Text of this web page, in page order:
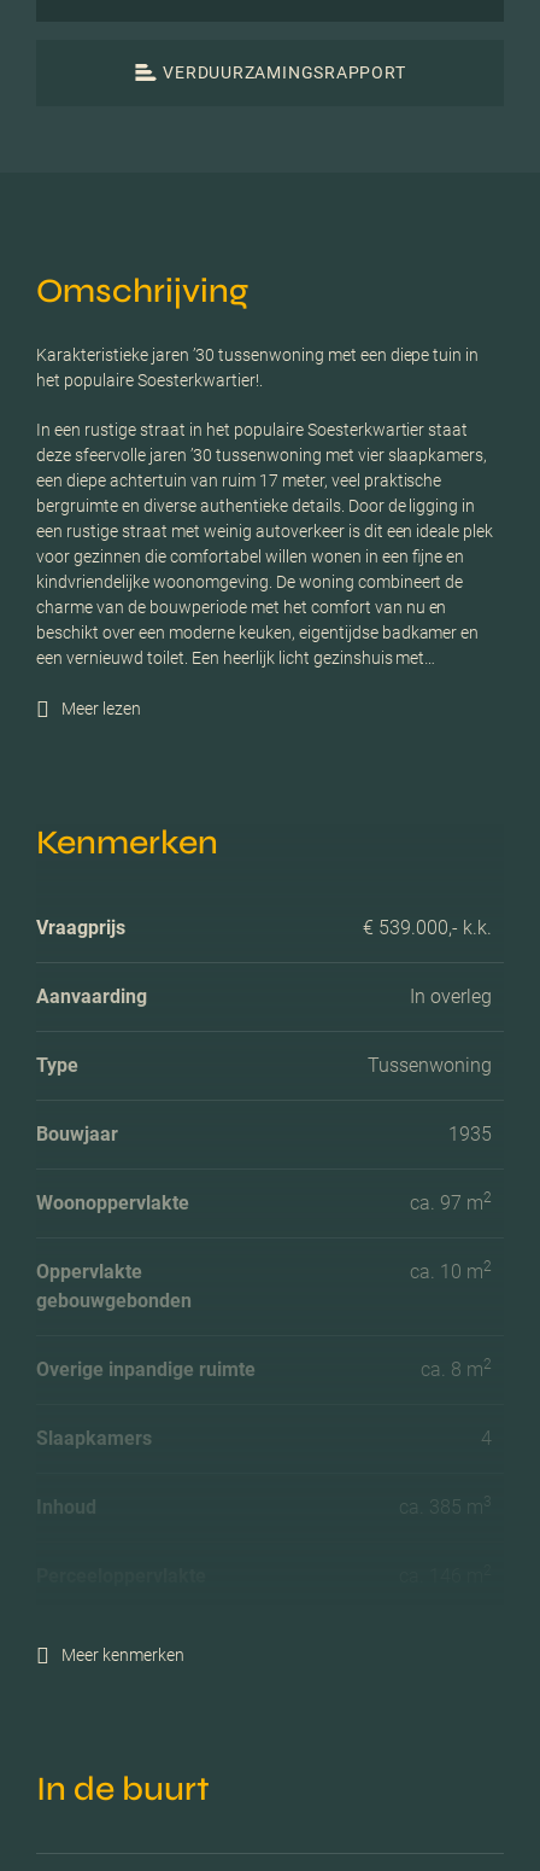
VERDUURZAMINGSRAPPORT
Omschrijving
Karakteristieke jaren ’30 tussenwoning met een diepe tuin in
het populaire Soesterkwartier!.
In een rustige straat in het populaire Soesterkwartier staat
deze sfeervolle jaren ’30 tussenwoning met vier slaapkamers,
een diepe achtertuin van ruim 17 meter, veel praktische
bergruimte en diverse authentieke details. Door de ligging in
een rustige straat met weinig autoverkeer is dit een ideale plek
voor gezinnen die comfortabel willen wonen in een fijne en
kindvriendelijke woonomgeving. De woning combineert de
charme van de bouwperiode met het comfort van nu en
beschikt over een moderne keuken, eigentijdse badkamer en
een vernieuwd toilet. Een heerlijk licht gezinshuis met…
Meer lezen
Kenmerken
Vraagprijs € 539.000,- k.k.
Aanvaarding In overleg
Type Tussenwoning
Bouwjaar 1935
Woonoppervlakte ca. 97 m2
Oppervlakte
gebouwgebonden
ca. 10 m2
Overige inpandige ruimte ca. 8 m2
Slaapkamers 4
Inhoud ca. 385 m 3
Ligging tuin
Isolatie
Meer kenmerken
In de buurt